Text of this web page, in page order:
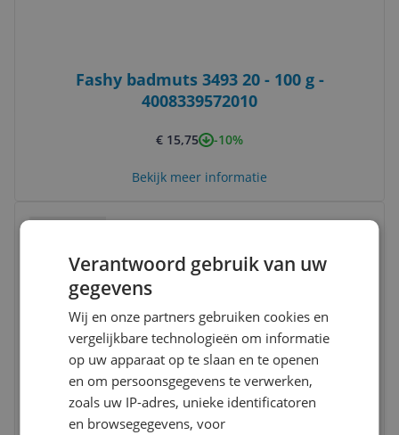
Fashy badmuts 3493 20 - 100 g -
4008339572010
€ 15,75 -10%
Bekijk meer informatie
Vergelijken
Speedo Plain Flat - Badmuts - Unisex -
Navy - One size
Verantwoord gebruik van uw
gegevens
Wij en onze partners gebruiken cookies en
vergelijkbare technologieën om informatie
op uw apparaat op te slaan en te openen
en om persoonsgegevens te verwerken,
zoals uw IP-adres, unieke identificatoren
en browsegegevens, voor